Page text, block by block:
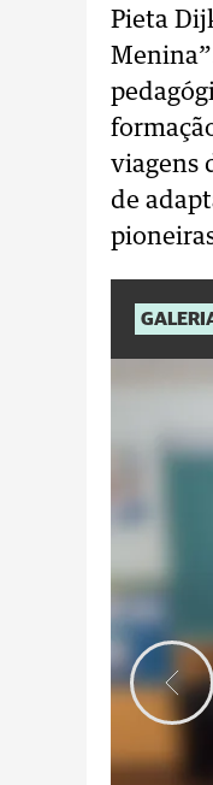
Pieta
viagens
de